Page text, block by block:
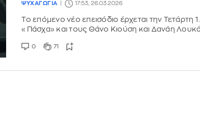
ΨΥΧΑΓΩΓΙΑ 17:53, 26.03.2026
Το επόμενο νέο επεισόδιο έρχεται την Τετάρτη 1
«Πάσχα» και τους Θάνο Κιούση και Δανάη
0 71